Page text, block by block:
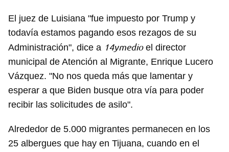
El juez de Luisiana "fue impuesto por Trump y
todavía estamos pagando esos rezagos de su
Administración", dice a 14ymedioel director
municipal de Atención al Migrante, Enrique Lucero
Vázquez. "No nos queda más que lamentar y
esperar a que Biden busque otra vía para poder
recibir las solicitudes de asilo".
Alrededor de 5.000 migrantes permanecen en los
25 albergues que hay en Tijuana, cuando en el